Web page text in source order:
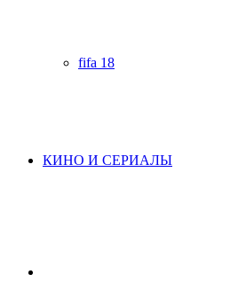
fifa 18
КИНО И СЕРИАЛЫ